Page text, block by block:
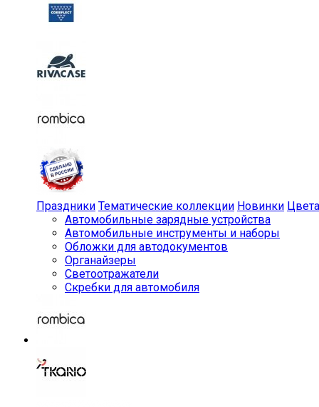
Праздники Тематические коллекции Новинки Цвета
Автомобильные зарядные устройства
Автомобильные инструменты и наборы
Обложки для автодокументов
Органайзеры
Светоотражатели
Скребки для автомобиля